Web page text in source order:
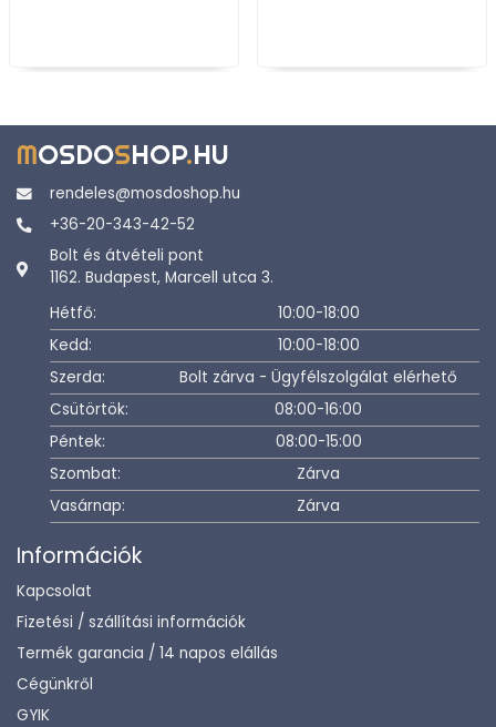
MOSDOSHOP.HU
rendeles@mosdoshop.hu
+36-20-343-42-52
Bolt és átvételi pont
1162. Budapest, Marcell utca 3.
Hétfő:
10:00-18:00
Kedd:
10:00-18:00
Szerda:
Bolt zárva - Ügyfélszolgálat elérhető
Csütörtök:
08:00-16:00
Péntek:
08:00-15:00
Szombat:
Zárva
Vasárnap:
Zárva
Információk
Kapcsolat
Fizetési / szállítási információk
Termék garancia / 14 napos elállás
Cégünkről
GYIK